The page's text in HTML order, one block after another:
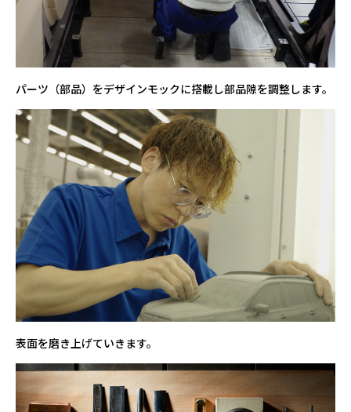
パーツ（部品）をデザインモックに搭載し部品隙を調整します。
表面を磨き上げていきます。